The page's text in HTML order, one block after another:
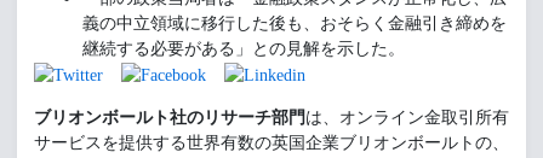
義の中立領域に移行した後も、おそらく金融引き締めを
継続する必要がある」との見解を示した。
ブリオンボールト社のリサーチ部門 は、オンライン金取引所有
サービスを提供する世界有数の英国企業ブリオンボールトの、